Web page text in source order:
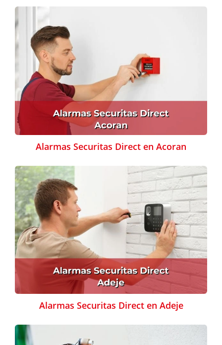
Alarmas Securitas Direct en Acoran
Alarmas Securitas Direct en Adeje